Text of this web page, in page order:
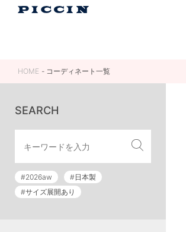
HOME コーディネート一覧
SEARCH
#2026aw
#日本製
#サイズ展開あり